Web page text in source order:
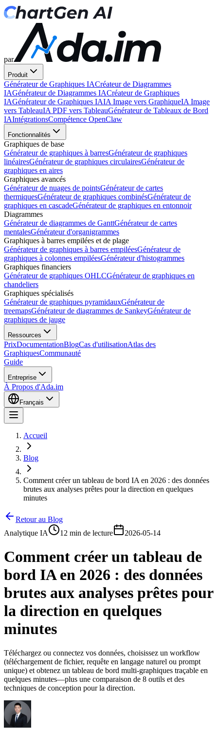
par
Produit
Générateur de Graphiques IACréateur de Diagrammes
IAGénérateur de Diagrammes IACréateur de Graphiques
IAGénérateur de Graphiques IAIA Image vers GraphiqueIA Image
vers TableauIA PDF vers TableauGénérateur de Tableaux de Bord
IAIntégrationsCompétence OpenClaw
Fonctionnalités
Graphiques de base
Générateur de graphiques à barresGénérateur de graphiques
linéairesGénérateur de graphiques circulairesGénérateur de
graphiques en aires
Graphiques avancés
Générateur de nuages de pointsGénérateur de cartes
thermiquesGénérateur de graphiques combinésGénérateur de
graphiques en cascadeGénérateur de graphiques en entonnoir
Diagrammes
Générateur de diagrammes de GanttGénérateur de cartes
mentalesGénérateur d'organigrammes
Graphiques à barres empilées et de plage
Générateur de graphiques à barres empiléesGénérateur de
graphiques à colonnes empiléesGénérateur d'histogrammes
Graphiques financiers
Générateur de graphiques OHLCGénérateur de graphiques en
chandeliers
Graphiques spécialisés
Générateur de graphiques pyramidauxGénérateur de
treemapsGénérateur de diagrammes de SankeyGénérateur de
graphiques de jauge
Ressources
PrixDocumentationBlogCas d'utilisationAtlas des
GraphiquesCommunauté
Guide
Entreprise
À Propos d'Ada.im
Français
Accueil
Blog
Comment créer un tableau de bord IA en 2026 : des données
brutes aux analyses prêtes pour la direction en quelques
minutes
Retour au Blog
Analytique IA
12 min de lecture 2026-05-14
Comment créer un tableau de
bord IA en 2026 : des données
brutes aux analyses prêtes pour
la direction en quelques
minutes
Téléchargez ou connectez vos données, choisissez un workflow
(téléchargement de fichier, requête en langage naturel ou prompt
unique) et obtenez un tableau de bord multi-graphiques traçable en
quelques minutes—plus une comparaison de 8 outils et des
techniques de conception pour la direction.